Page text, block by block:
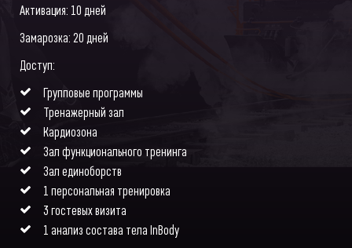
Активация: 10 дней
Замарозка: 20 дней
Доступ:
Групповые программы
Тренажерный зал
Кардиозона
Зал функционального тренинга
Зал единоборств
1 персональная тренировка
3 гостевых визита
1 анализ состава тела InBody